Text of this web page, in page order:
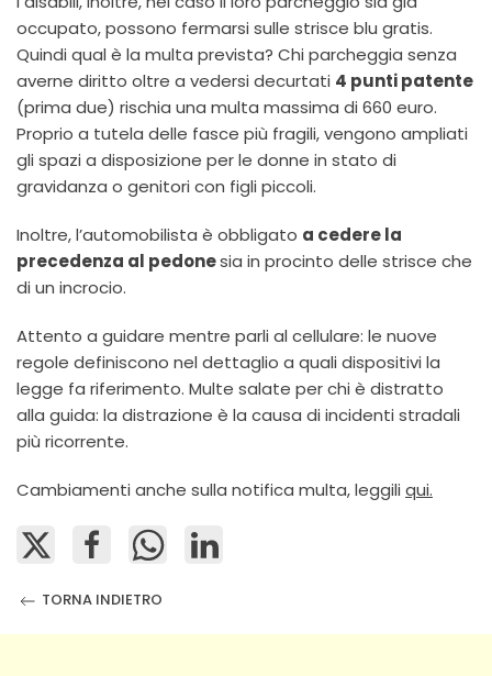
occupato, possono fermarsi sulle strisce blu gratis.
Quindi qual è la multa prevista? Chi parcheggia senza
averne diritto oltre a vedersi decurtati 4 punti patente
(prima due) rischia una multa massima di 660 euro.
Proprio a tutela delle fasce più fragili, vengono ampliati
gli spazi a disposizione per le donne in stato di
gravidanza o genitori con figli piccoli.
Inoltre, l’automobilista è obbligato a cedere la
precedenza al pedonesia in procinto delle strisce che
di un incrocio.
Attento a guidare mentre parli al cellulare: le nuove
regole definiscono nel dettaglio a quali dispositivi la
legge fa riferimento. Multe salate per chi è distratto
alla guida: la distrazione è la causa di incidenti stradali
più ricorrente.
Cambiamenti anche sulla notifica multa, leggili qui.
TORNA INDIETRO